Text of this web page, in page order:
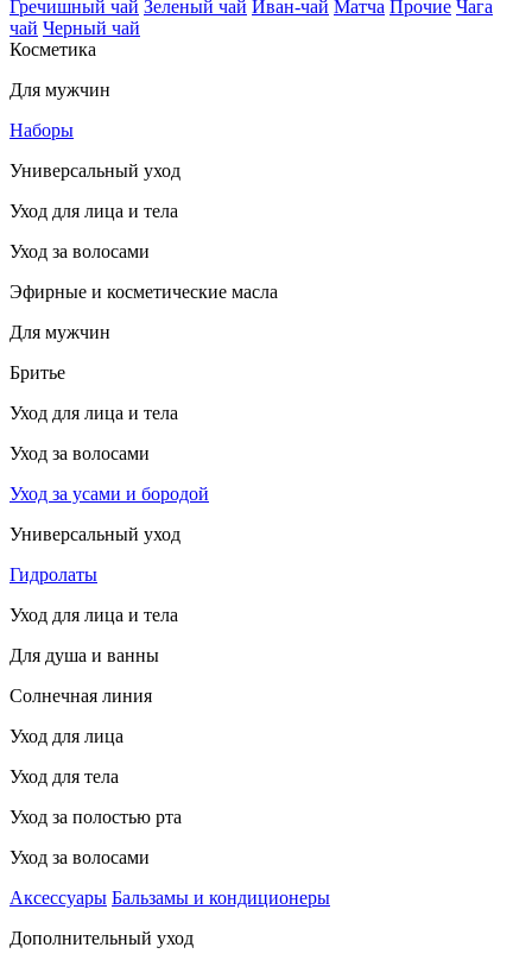
Гречишный чай Зеленый чай Иван-чай Матча Прочие Чага
чай Черный чай
Косметика
Для мужчин
Наборы
Универсальный уход
Уход для лица и тела
Уход за волосами
Эфирные и косметические масла
Для мужчин
Бритье
Уход для лица и тела
Уход за волосами
Уход за усами и бородой
Универсальный уход
Гидролаты
Уход для лица и тела
Для душа и ванны
Солнечная линия
Уход для лица
Уход для тела
Уход за полостью рта
Уход за волосами
Аксессуары Бальзамы и кондиционеры
Дополнительный уход